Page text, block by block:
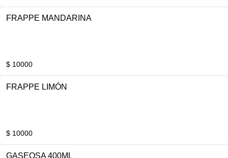
FRAPPE MANDARINA
$ 10000
FRAPPE LIMÓN
$ 10000
GASEOSA 400ML